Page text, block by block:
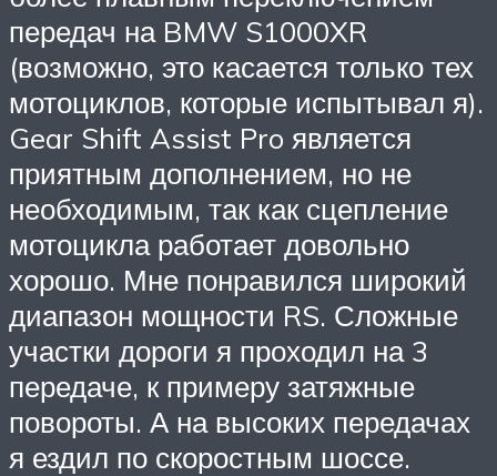
передач на BMW S1000XR
(возможно, это касается только тех
мотоциклов, которые испытывал я).
Gear Shift Assist Pro является
приятным дополнением, но не
необходимым, так как сцепление
мотоцикла работает довольно
хорошо. Мне понравился широкий
диапазон мощности RS. Сложные
участки дороги я проходил на 3
передаче, к примеру затяжные
повороты. А на высоких передачах
я ездил по скоростным шоссе.